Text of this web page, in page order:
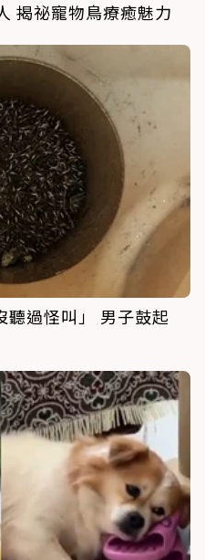
揭祕寵物鳥療癒魅力
聽過怪叫」 男子鼓起